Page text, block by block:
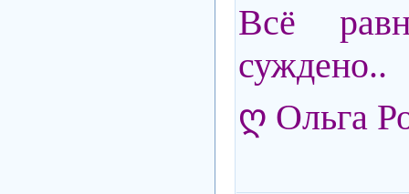
Всё
суждено..
ღ Ольга